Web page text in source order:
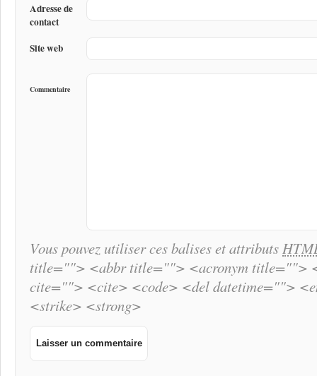
Adresse de
contact
Site web
Commentaire
Vous pouvez utiliser ces balises et attributs
title=""> <abbr title=""> <acronym title="">
cite=""> <cite> <code> <del datetime="">
<strike> <strong>